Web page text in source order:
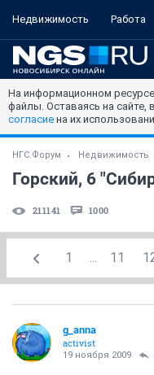
Недвижимость Работа
На информационном
файлы. Оставаясь на
согласие на их
НГС.Форум Недвижимость
Горский, 6
211141 1000
1 ... 11
g_anna
activist
19 ноября 2009